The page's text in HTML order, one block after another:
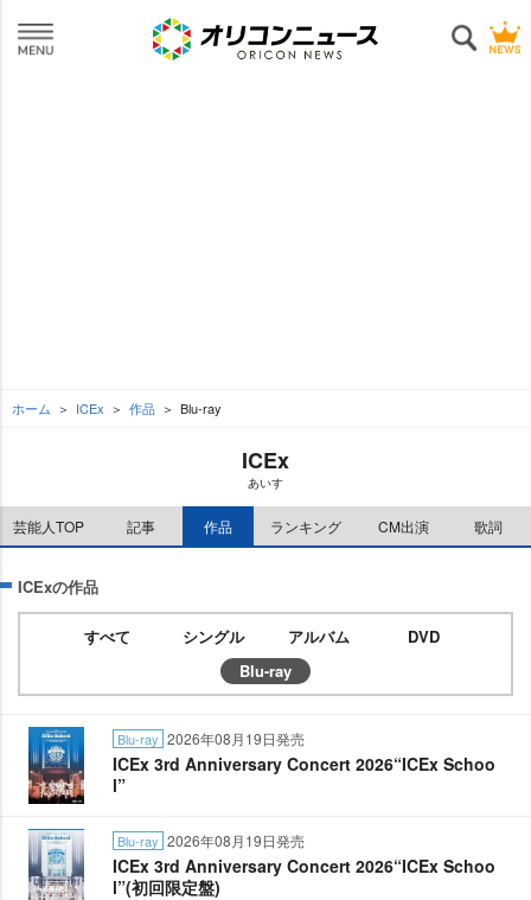
ホーム ICEx 作品 Blu-ray
ICEx
あいす
芸能人TOP 記事 作品 ランキング CM出演 歌詞
ICExの作品
すべて シングル アルバム
DVD
Blu-ray
Blu-ray 2026年08月19日発売
ICEx 3rd Anniversary Concert 2026“ICEx Schoo
l”
Blu-ray 2026年08月19日発売
ICEx 3rd Anniversary Concert 2026“ICEx Schoo
l”(初回限定盤)